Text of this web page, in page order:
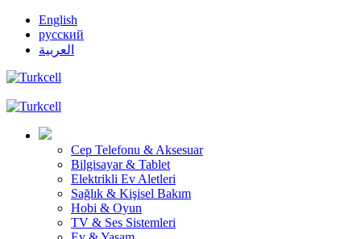
English
русский
العربية
Cep Telefonu & Aksesuar
Bilgisayar & Tablet
Elektrikli Ev Aletleri
Sağlık & Kişisel Bakım
Hobi & Oyun
TV & Ses Sistemleri